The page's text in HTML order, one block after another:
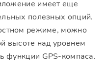
имеет еще
полезных опций.
режиме, можно
высоте над уровнем
функции GPS-компаса.